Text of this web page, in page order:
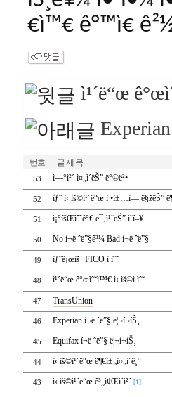
€ì™€ ê°™ì€
ì¹´ë“œ
Experian
번호 글 제 목
53 ì—°ì²´ ì¤„ì´ëŠ” ë°©ë²•
52 ìƒˆ ì‹ ìš©ì¹´ë“œ ì •ì±…ì— ë§žëŠ”
51 ì¡°íšŒìˆ˜ê°€ ë¯¸ì¹˜ëŠ” ì˜í–¥
50 No í¬ë ˆë”§ê³¼ Bad í¬ë ˆë”§
49 ìƒˆë¡œìš´ FICO ì ìˆ˜
48 ì¹´ë“œ ê°œìˆ˜ì™€ ì‹ ìš©ì ìˆ˜
47 TransUnion
46 Experian í¬ë ˆë”§ ë¦¬í¬íŠ¸
45 Equifax í¬ë ˆë”§ ë¦¬í¬íŠ¸
44 ì‹ ìš©ì¹´ë“œ ë¶€ì±„ì¤„ì´ê¸°
43 ì‹ ìš©ì¹´ë“œ ê³„ì¢Œì´ì²´ [1]